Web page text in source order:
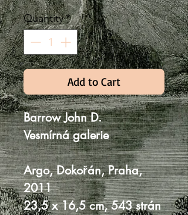
Quantity*
Add to Cart
Barrow John D.
Vesmírná galerie
Argo, Dokořán, Praha,
2011
23,5 x 16,5 cm, 543 strán